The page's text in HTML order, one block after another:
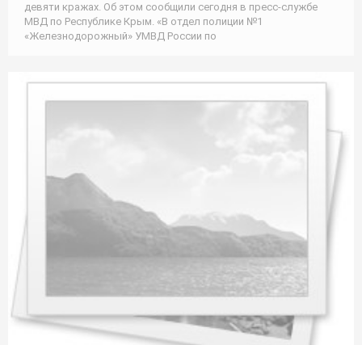
девяти кражах. Об этом сообщили сегодня в пресс-службе
МВД по Республике Крым. «В отдел полиции №1
«Железнодорожный» УМВД России по